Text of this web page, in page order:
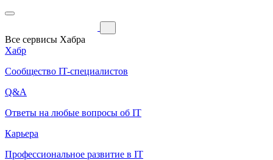
Все сервисы Хабра
Хабр
Сообщество IT-специалистов
Q&A
Ответы на любые вопросы об IT
Карьера
Профессиональное развитие в IT